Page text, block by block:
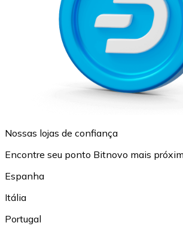
Nossas lojas de confiança
Encontre seu ponto Bitnovo mais
Espanha
Itália
Portugal